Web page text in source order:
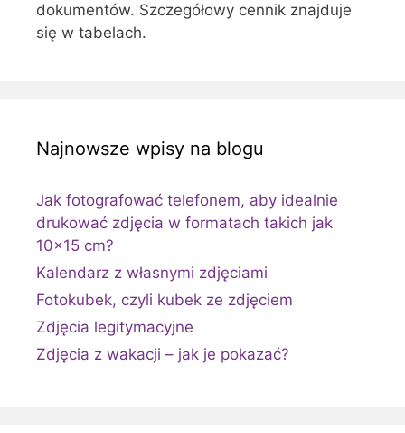
dokumentów. Szczegółowy cennik znajduje
się w tabelach.
Najnowsze wpisy na blogu
Jak fotografować telefonem, aby idealnie
drukować zdjęcia w formatach takich jak
10×15 cm?
Kalendarz z własnymi zdjęciami
Fotokubek, czyli kubek ze zdjęciem
Zdjęcia legitymacyjne
Zdjęcia z wakacji – jak je pokazać?